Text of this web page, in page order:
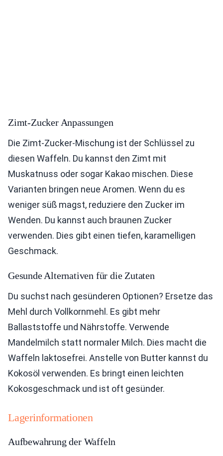
Zimt-Zucker Anpassungen
Die Zimt-Zucker-Mischung ist der Schlüssel zu
diesen Waffeln. Du kannst den Zimt mit
Muskatnuss oder sogar Kakao mischen. Diese
Varianten bringen neue Aromen. Wenn du es
weniger süß magst, reduziere den Zucker im
Wenden. Du kannst auch braunen Zucker
verwenden. Dies gibt einen tiefen, karamelligen
Geschmack.
Gesunde Alternativen für die Zutaten
Du suchst nach gesünderen Optionen? Ersetze das
Mehl durch Vollkornmehl. Es gibt mehr
Ballaststoffe und Nährstoffe. Verwende
Mandelmilch statt normaler Milch. Dies macht die
Waffeln laktosefrei. Anstelle von Butter kannst du
Kokosöl verwenden. Es bringt einen leichten
Kokosgeschmack und ist oft gesünder.
Lagerinformationen
Aufbewahrung der Waffeln